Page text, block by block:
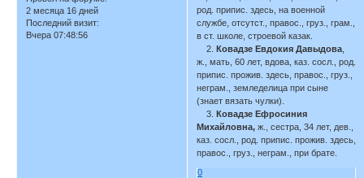
2 месяца 16 дней
Последний визит:
Вчера 07:48:56
род. припис. здесь, на военной
службе, отсутст., правос., груз., грам.,
в ст. школе, строевой казак.
2.Ковадзе Евдокия Давыдова
ж., мать, 60 лет, вдова, каз. сосл., род.
припис. прожив. здесь, правос., груз.,
неграм., земледелица при сыне
(знает вязать чулки).
3.Ковадзе Ефросиния
Михайловна, ж., сестра, 34 лет, дев.,
каз. сосл., род. припис. прожив. здесь,
правос., груз., неграм., при брате.
0